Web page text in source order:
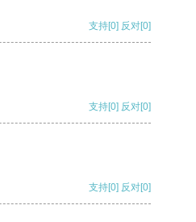
支持[0] 反对[0]
支持[0] 反对[0]
支持[0] 反对[0]